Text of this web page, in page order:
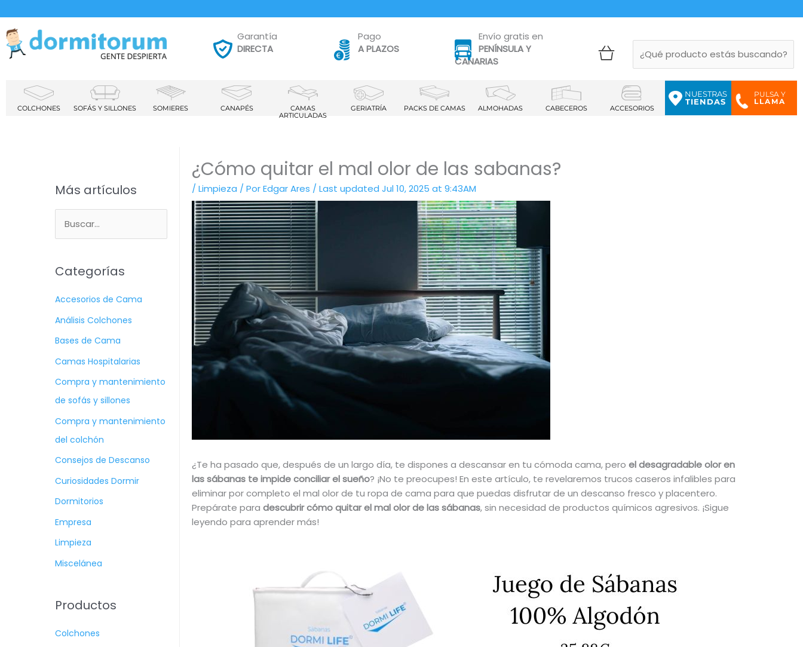
Garantía
DIRECTA
Pago
A PLAZOS
Envío gratis en
PENÍNSULA Y
CANARIAS
COLCHONES SOFÁS Y SILLONES SOMIERES CANAPÉS
CAMAS
ARTICULADAS
GERIATRÍA PACKS DE CAMAS ALMOHADAS CABECEROS ACCESORIOS
NUESTRAS
TIENDAS
PULSA Y
LLAMA
Más artículos
a
r
p
o
Categorías
Accesorios de Cama
Análisis Colchones
Bases de Cama
Camas Hospitalarias
Compra y mantenimiento
de sofás y sillones
Compra y mantenimiento
del colchón
Consejos de Descanso
Curiosidades Dormir
Dormitorios
Empresa
Limpieza
Miscelánea
Productos
Colchones
¿Cómo quitar el mal olor de las sabanas?
/ Limpieza / PorEdgar Ares / Last updated Jul 10, 2025 at 9:43AM
¿Te ha pasado que, después de un largo día, te dispones a descansar en tu cómoda cama, pero el desagradable olor en
las sábanas te impide conciliar el sueño? ¡No te preocupes! En este artículo, te revelaremos trucos caseros infalibles para
eliminar por completo el mal olor de tu ropa de cama para que puedas disfrutar de un descanso fresco y placentero.
Prepárate para descubrir cómo quitar el mal olor de las sábanas, sin necesidad de productos químicos agresivos. ¡Sigue
leyendo para aprender más!